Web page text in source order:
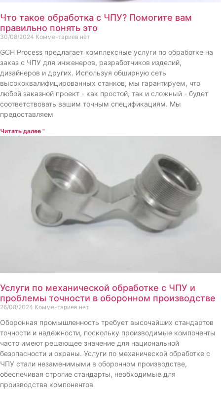
Что такое обработка с ЧПУ? Помогите вам
правильно понять это
30/08/2024 Комментариев нет
GCH Process предлагает комплексные услуги по обработке на
заказ с ЧПУ для инженеров, разработчиков изделий,
дизайнеров и других. Используя обширную сеть
высококвалифицированных станков, мы гарантируем, что
любой заказной проект - как простой, так и сложный - будет
соответствовать вашим точным спецификациям. Мы
предоставляем
Читать далее "
Услуги по механической обработке с ЧПУ и
проблемы точности в оборонном производстве
26/08/2024 Комментариев нет
Оборонная промышленность требует высочайших стандартов
точности и надежности, поскольку производимые компоненты
часто имеют решающее значение для национальной
безопасности и охраны. Услуги по механической обработке с
ЧПУ стали незаменимыми в оборонном производстве,
обеспечивая строгие стандарты, необходимые для
производства компонентов